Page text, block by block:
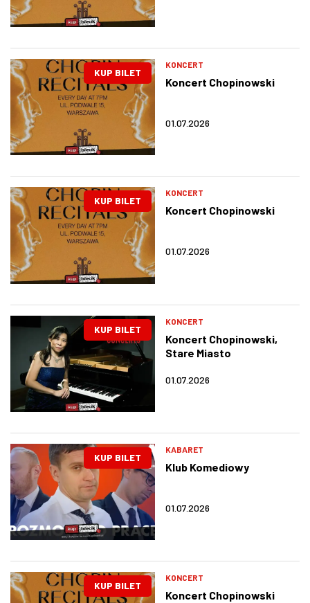
KUP BILET
KONCERT
Koncert Chopinowski
01.07.2026
KUP BILET
KONCERT
Koncert Chopinowski
01.07.2026
KUP BILET
KONCERT
Koncert Chopinowski,
Stare Miasto
01.07.2026
KUP BILET
KABARET
Klub Komediowy
01.07.2026
KUP BILET
KONCERT
Koncert Chopinowski